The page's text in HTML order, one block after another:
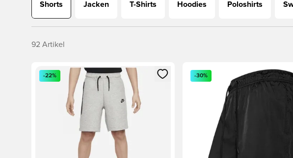
Shorts Jacken T-Shirts Hoodies Poloshirts
92 Artikel
Öffnet ein neues Fenster zum Anmelden oder Registrieren als Mitglied
-22%
Öffnet ein neues Fenster zum
-30%